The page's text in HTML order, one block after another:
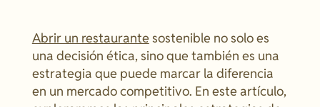
Abrir un restaurante sostenible no solo es
una decisión ética, sino que también es una
estrategia que puede marcar la diferencia
en un mercado competitivo. En este artículo,